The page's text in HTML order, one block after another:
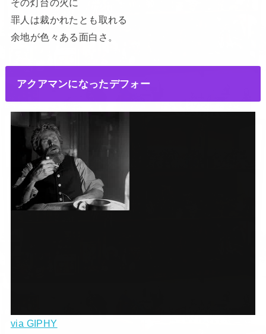
その灯台の火に
罪人は裁かれたとも取れる
余地が色々ある面白さ。
アクアマンになったデフォー
via GIPHY